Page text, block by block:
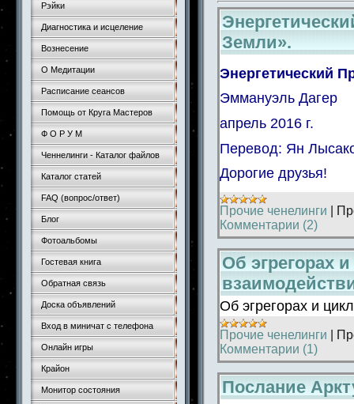
Рэйки
Диагностика и исцеление
Вознесение
О Медитации
Расписание сеансов
Помощь от Круга Мастеров
Ф О Р У М
Ченнелинги - Каталог файлов
Каталог статей
FAQ (вопрос/ответ)
Блог
Фотоальбомы
Гостевая книга
Обратная связь
Доска объявлений
Вход в миничат с телефона
Онлайн игры
Крайон
Монитор состояния
Земли».
Энергетический
Эммануэль Дагер
апрель
Перевод: Ян
Дорогие друзья!
Прочие ченелинги
Комментарии (2)
Об эгрегорах
Об эгрегорах и
Прочие ченелинги
Комментарии (1)
Послание